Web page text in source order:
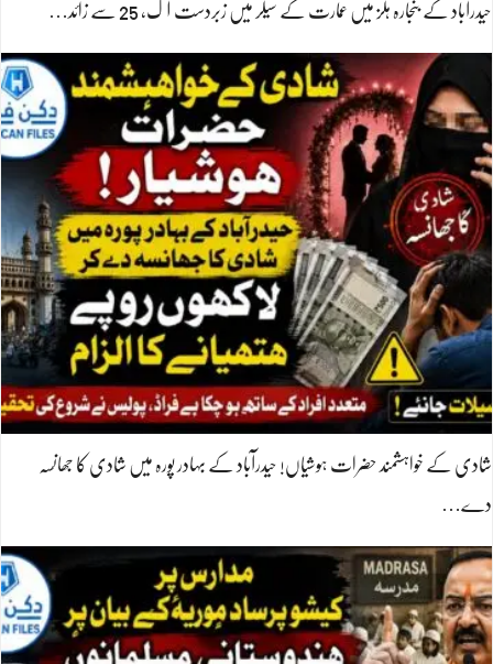
حیدرآباد کے بنجارہ ہلز میں عمارت کے سیلر میں زبردست آگ، 25 سے زائد…
شادی کے خواہشمند حضرات ہوشیاں! حیدرآباد کے بہادر پورہ میں شادی کا جھانسہ
دے…